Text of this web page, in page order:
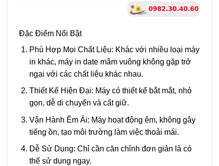
Đặc Điểm Nổi Bật
Phù Hợp Mọi Chất Liệu: Khác với nhiều loại máy
in khác, máy in date mâm vuông không gặp trở
ngại với các chất liệu khác nhau.
Thiết Kế Hiện Đại: Máy có thiết kế bắt mắt, nhỏ
gọn, dễ di chuyển và cất giữ.
Vận Hành Êm Ái: Máy hoạt động êm, không gây
tiếng ồn, tạo môi trường làm việc thoải mái.
Dễ Sử Dụng: Chỉ cần căn chỉnh đơn giản là có
thể sử dụng ngay.